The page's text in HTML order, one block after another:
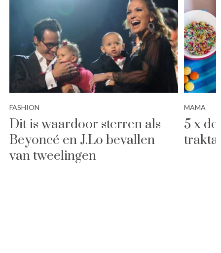
FASHION
Dit is waardoor sterren als
Beyoncé en J.Lo bevallen
van tweelingen
MAMA
5 x